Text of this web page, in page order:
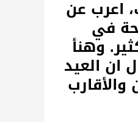
اعرب عن
في
وهنأ
ان العيد